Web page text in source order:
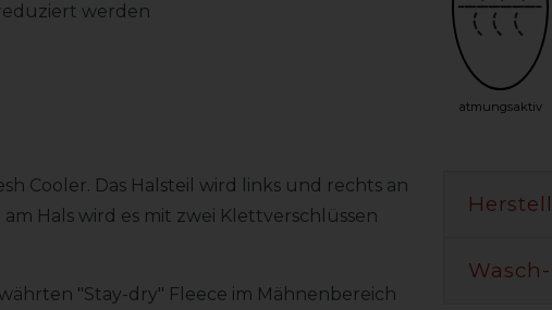
werden
Cooler. Das Halsteil wird links und rechts an
Hals wird es mit zwei Klettverschlüssen
"Stay-dry" Fleece im Mähnenbereich
atmungsaktiv